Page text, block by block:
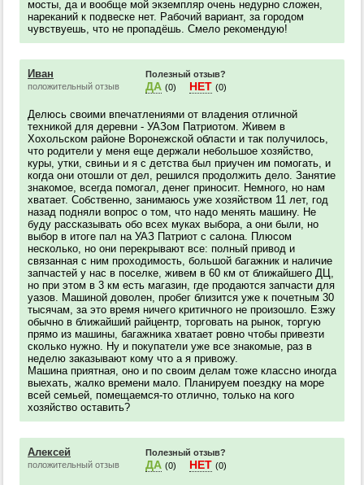
мосты, да и вообще мой экземпляр очень недурно сложен,
нареканий к подвеске нет. Рабочий вариант, за городом
чувствуешь, что не пропадёшь. Смело рекомендую!
Иван
положительный отзыв
Полезный отзыв?
ДА (0) НЕТ (0)
Делюсь своими впечатлениями от владения отличной
техникой для деревни - УАЗом Патриотом. Живем в
Хохольском районе Воронежской области и так получилось,
что родители у меня еще держали небольшое хозяйство,
куры, утки, свиньи и я с детства был приучен им помогать, и
когда они отошли от дел, решился продолжить дело. Занятие
знакомое, всегда помогал, денег приносит. Немного, но нам
хватает. Собственно, занимаюсь уже хозяйством 11 лет, год
назад подняли вопрос о том, что надо менять машину. Не
буду рассказывать обо всех муках выбора, а они были, но
выбор в итоге пал на УАЗ Патриот с салона. Плюсом
несколько, но они перекрывают все: полный привод и
связанная с ним проходимость, большой багажник и наличие
запчастей у нас в поселке, живем в 60 км от ближайшего ДЦ,
но при этом в 3 км есть магазин, где продаются запчасти для
уазов. Машиной доволен, пробег близится уже к почетным 30
тысячам, за это время ничего критичного не произошло. Езжу
обычно в ближайший райцентр, торговать на рынок, торгую
прямо из машины, багажника хватает ровно чтобы привезти
сколько нужно. Ну и покупатели уже все знакомые, раз в
неделю заказывают кому что а я привожу.
Машина приятная, оно и по своим делам тоже классно иногда
выехать, жалко времени мало. Планируем поездку на море
всей семьей, помещаемся-то отлично, только на кого
хозяйство оставить?
Алексей
положительный отзыв
Полезный отзыв?
ДА (0) НЕТ (0)